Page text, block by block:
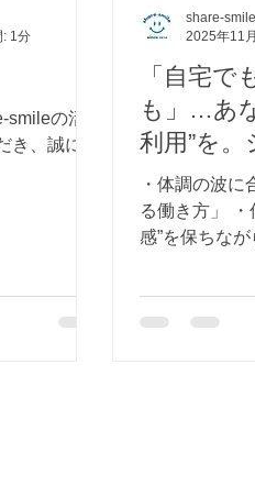
の活
き、誠にあ
: 1分
「自宅で
も」…あ
利用”を。
は oVice
ート中！
・体調の波に
る働き方」 ・
感”を保ちな
でも就労意欲
share-smile
2025年11